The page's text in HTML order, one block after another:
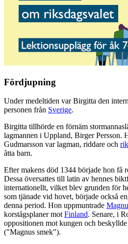
Fördjupning
Under medeltiden var Birgitta den
personen från Sverige.
Birgitta tillhörde en förnäm
lagmannen i Uppland, Birger Persson.
Gudmarsson var lagman, riddare och
åtta barn.
Efter makens död 1344 började hon få
Dessa översattes till latin av hennes
internationellt, vilket blev grunden för
som tjänade vid hovet, började också
denna period. Hon uppmuntrade
korstågsplaner mot Finland. Senare, i
oppositionen mot kungen och
("Magnus smek").